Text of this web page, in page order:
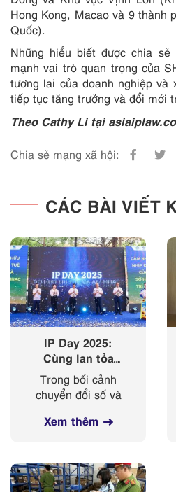
Hong Kong, Macao và 9 thành
Quốc).
Những hiểu biết được chia
mạnh vai trò quan trọng của
tương lai của doanh nghiệp và
tiếp tục tăng trưởng và đổi mới
Theo Cathy Li tại
Chia sẻ mạng xã hội:
CÁC BÀI VIẾT
IP Day 2025:
Cùng lan tỏa
‘nhịp điệu’ của
sở hữu trí tuệ
trong kỷ nguyên
số
Trong bối cảnh
chuyển đổi số và
nghiệp 4.0 diễn ra
đóng vai trò then
chốt trong bảo vệ
Xem thêm